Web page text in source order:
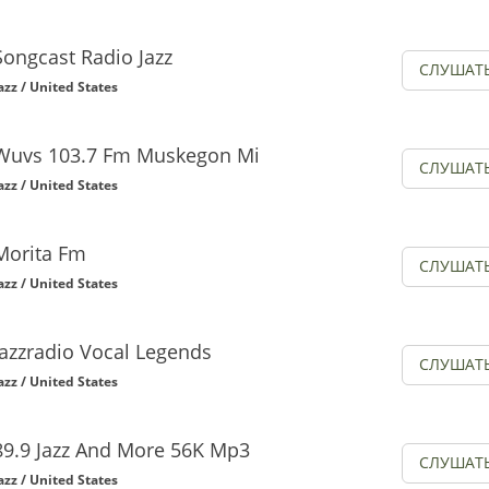
Radio Jazz
/ United States
103.7 Fm Muskegon Mi
/ United States
Fm
/ United States
Vocal Legends
/ United States
Jazz And More 56K Mp3
/ United States